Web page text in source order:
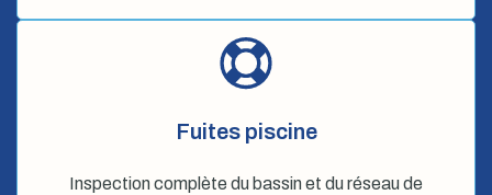
Fuites piscine
Inspection complète du bassin et du réseau de